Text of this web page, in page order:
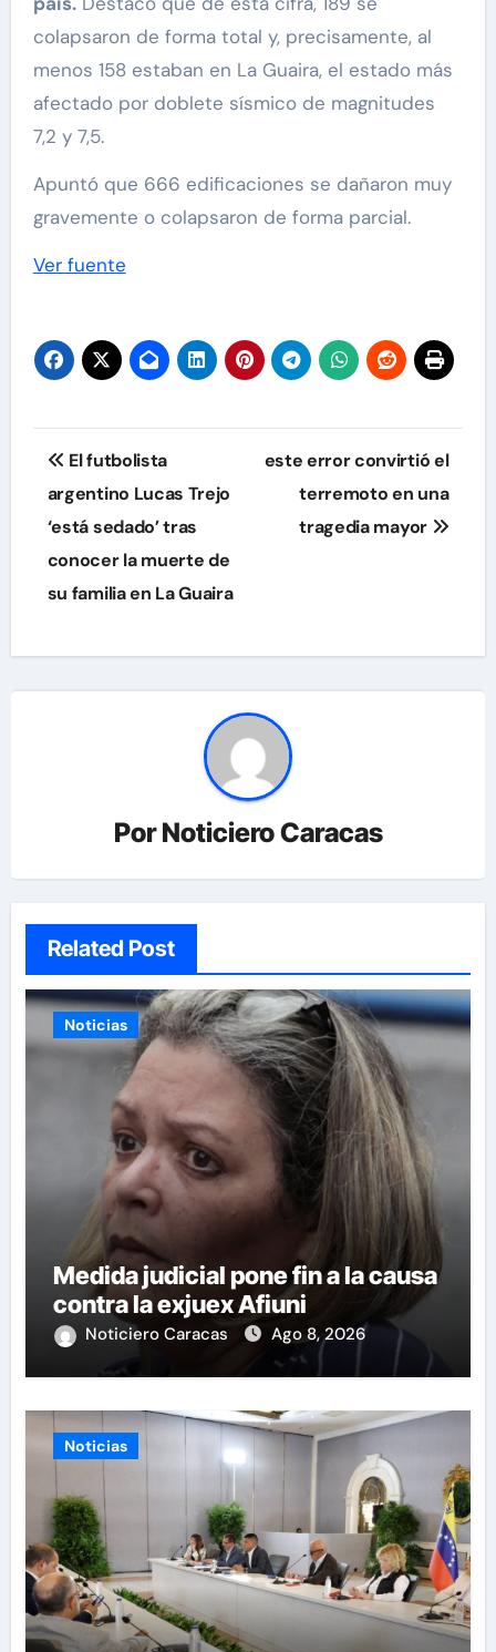
colapsaron de forma total y, precisamente, al
menos 158 estaban en La Guaira, el estado más
afectado por doblete sísmico de magnitudes
7,2 y 7,5.
Apuntó que 666 edificaciones se dañaron muy
gravemente o colapsaron de forma parcial.
Ver fuente
Navegación
de
entradas
El futbolista
argentino Lucas Trejo
‘está sedado’ tras
conocer la muerte de
su familia en La Guaira
este error convirtió el
terremoto en una
tragedia mayor
PorNoticiero Caracas
Related Post
Noticias
Medida judicial pone fin a la causa
contra la exjuex Afiuni
Noticiero Caracas Ago 8, 2026
Noticias